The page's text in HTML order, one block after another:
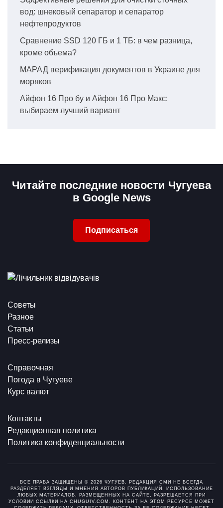
вод: шнековый сепаратор и сепаратор
нефтепродуктов
Сравнение SSD 120 ГБ и 1 ТБ: в чем разница,
кроме объема?
МАРАД верификация документов в Украине для
моряков
Айфон 16 Про бу и Айфон 16 Про Макс:
выбираем лучший вариант
Читайте последние новости Чугуева
в Google News
Подписаться
Советы
Разное
Статьи
Пресс-релизы
Справочная
Погода в Чугуеве
Курс валют
Контакты
Редакционная политика
Политика конфиденциальности
ВСЕ ПРАВА ЗАЩИЩЕНЫ © 2026 ЧУГУЕВ. РЕДАКЦИЯ СМИ НЕ ВСЕГДА
РАЗДЕЛЯЕТ ВЗГЛЯДЫ И МНЕНИЯ АВТОРОВ ПУБЛИКАЦИЙ. ИСПОЛЬЗОВАНИЕ
ЛЮБЫХ МАТЕРИАЛОВ, РАЗМЕЩЕННЫХ НА САЙТЕ, РАЗРЕШАЕТСЯ ПРИ
УСЛОВИИ ССЫЛКИ НА CHUGUIV.COM. КОНТЕНТ НА ЭТОМ РЕСУРСЕ МОЖЕТ